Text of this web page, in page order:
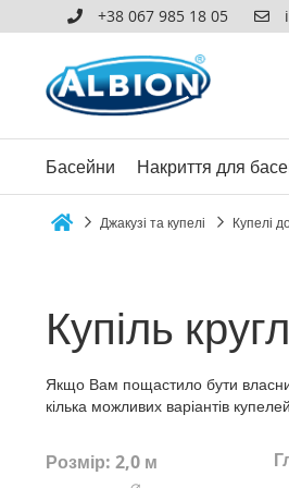
+38 067 985 18 05
Басейни Накриття для
Джакузі та купелі Купелі
Купіль
Якщо Вам пощастило бути
кілька можливих варіантів
Розмір: 2,0 м